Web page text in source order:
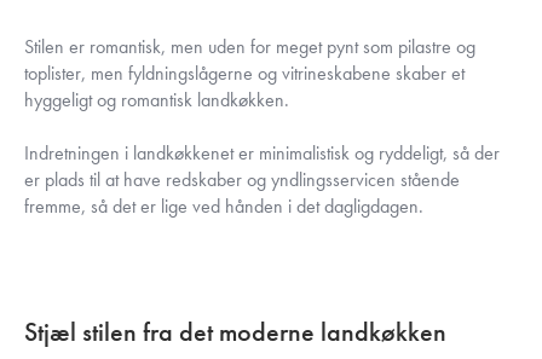
Stilen er romantisk, men uden for meget pynt som pilastre og
toplister, men fyldningslågerne og vitrineskabene skaber et
hyggeligt og romantisk landkøkken.
Indretningen i landkøkkenet er minimalistisk og ryddeligt, så der
er plads til at have redskaber og yndlingsservicen stående
fremme, så det er lige ved hånden i det dagligdagen.
Stjæl stilen fra det moderne landkøkken